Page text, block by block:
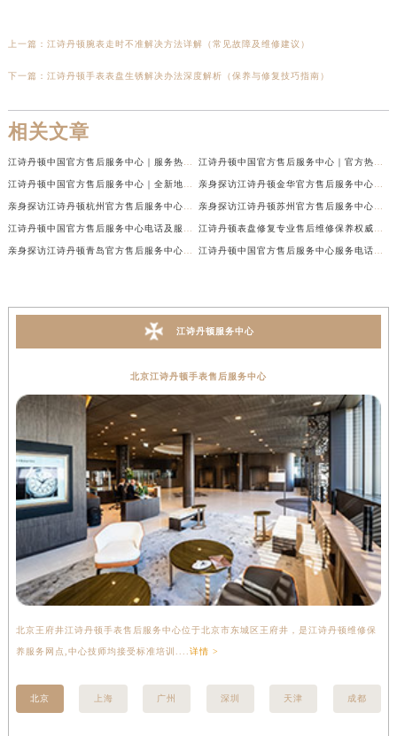
上一篇： 江诗丹顿腕表走时不准解决方法详解（常见故障及维修建议）
下一篇： 江诗丹顿手表表盘生锈解决办法深度解析（保养与修复技巧指南）
相关文章
江诗丹顿服务中心
北京江诗丹顿手表售后服务中心
北京王府井江诗丹顿手表售后服务中心位于北京市东城区王府井，是江诗丹顿维修保
养服务网点,中心技师均接受标准培训....详情 >
北京 上海 广州 深圳 天津 成都